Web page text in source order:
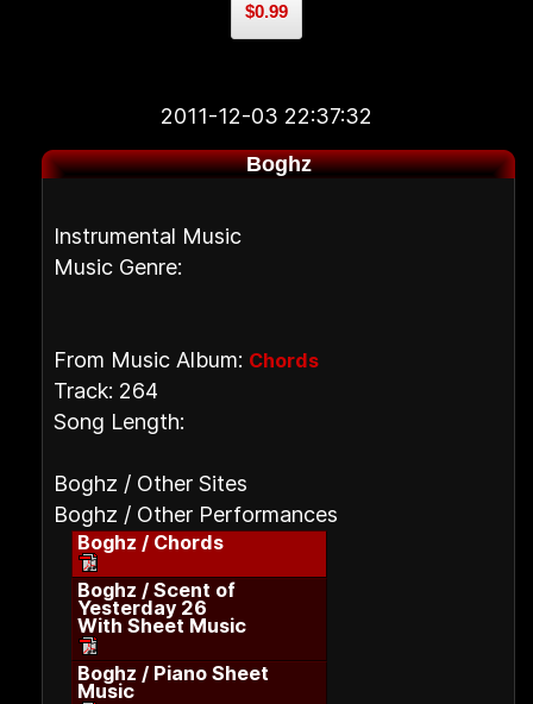
$0.99
2011-12-03 22:37:32
Boghz
Instrumental Music
Music Genre:
From Music Album: Chords
Track: 264
Song Length:
Boghz / Other Sites
Boghz / Other Performances
Boghz / Chords
Boghz / Scent of
Yesterday 26
With Sheet Music
Boghz / Piano Sheet
Music